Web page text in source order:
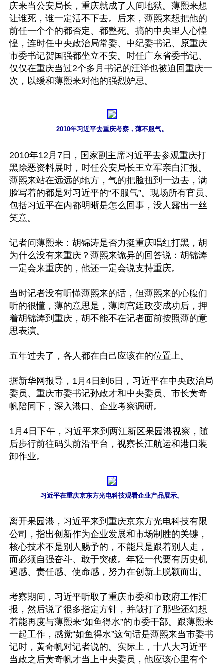
庆来当公安局长，重庆就成了人间地狱。薄熙来想
让谁死，谁一定活不下去。后来，薄熙来想把他的
前任一个个的都否定、都整死。搞的中央里人心惶
惶，连时任中央政治局常委、中纪委书记、原重庆
市委书记贺国强都坐立不安。时任广东省委书记、
仅仅在重庆当过2个多月书记的汪洋也被迫回重庆一
次，以缓和薄熙来对他的强烈妒忌。
2010年习近平去重庆考察，薄不服气。
2010年12月7日，国家副主席习近平去参观重庆打
黑除恶资料展时，时任公安局长王立军亲自汇报。
薄熙来站在远远的地方，气的把脸扭到一边去，满
脸写着的都是对习近平的“不服气”。现场所有官员、
包括习近平在内都明晰是怎么回事，没人露出一丝
笑意。
记者问薄熙来：胡锦涛是否力挺重庆唱红打黑，胡
为什么没有来重庆？薄熙来诡异的回答说：胡锦涛
一定会来重庆的，他还一定会说支持重庆。
当时记者没有听懂薄熙来的话，但薄熙来的心腹们
听的很懂，薄的意思是，薄周宫廷政变成功后，押
着胡锦涛到重庆，胡不能不在记者面前按照薄的意
思表演。
五年过去了，各人都在自己应该在的位置上。
据新华网报导，1月4日到6日，习近平在中央政治局
委员、重庆市委书记孙政才和中央委员、市长黄奇
帆陪同下，深入港口、企业考察调研。
1月4日下午，习近平来到两江新区果园港视察，随
后步行前往码头前沿平台，视察长江航运和港口装
卸作业。
习近平在重庆京东方光电科技观看企业产品展示。
离开果园港，习近平来到重庆京东方光电科技有限
公司，指出创新作为企业发展和市场制胜的关键，
核心技术不是别人赐予的，不能只是跟着别人走，
而必须自强奋斗、敢于突破。年轻一代要有历史机
遇感、责任感、使命感，努力在创新上脱颖而出。
考察期间，习近平听取了重庆市委和市政府工作汇
报，然后说了很多指定方针，并敲打了那些还幻想
着能再度与薄熙来“如鱼得水”的市委干部。跟薄熙来
一起工作，感觉“如鱼得水”这句话是薄熙来当市委书
记时，黄奇帆对记者说的。实际上，十八大习近平
当政之后黄奇帆才当上中央委员，他应该心里有个